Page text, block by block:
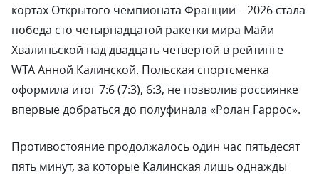
кортах Открытого чемпионата Франции – 2026 стала
победа сто четырнадцатой ракетки мира Майи
Хвалиньской над двадцать четвертой в рейтинге
WTA Анной Калинской. Польская спортсменка
оформила итог 7:6 (7:3), 6:3, не позволив россиянке
впервые добраться до полуфинала «Ролан Гаррос».
Противостояние продолжалось один час пятьдесят
пять минут, за которые Калинская лишь однажды